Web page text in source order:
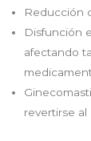
Reducción
Disfunción
afectando
revertirse al